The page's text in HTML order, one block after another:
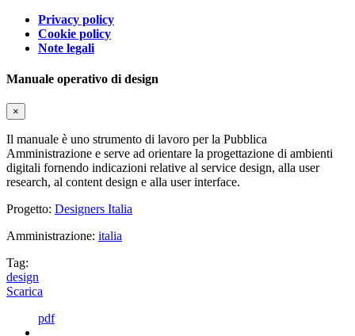
Privacy policy
Cookie policy
Note legali
Manuale operativo di design
×
Il manuale è uno strumento di lavoro per la Pubblica
Amministrazione e serve ad orientare la progettazione di ambienti
digitali fornendo indicazioni relative al service design, alla user
research, al content design e alla user interface.
Progetto: Designers Italia
Amministrazione: italia
Tag:
design
Scarica
pdf